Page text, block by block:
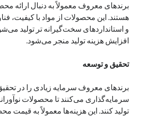
برندهای معروف معمولاً به دنبال ارائه
هستند. این محصولات از مواد با کیفیت،
و استانداردهای سخت‌گیرانه تر تولید
افزایش هزینه تولید منجر می‌شود.
تحقیق و توسعه
سرمایه‌گذاری می‌کنند تا محصولات
تولید کنند. این هزینه‌ها معمولاً به قیمت